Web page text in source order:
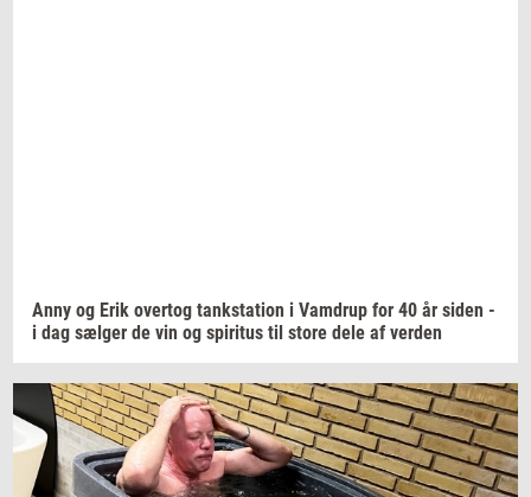
Anny og Erik over­tog tank­sta­tion i Vam­d­rup for 40 år siden -
i dag sæl­ger de vin og spi­ri­tus til store dele af ver­den